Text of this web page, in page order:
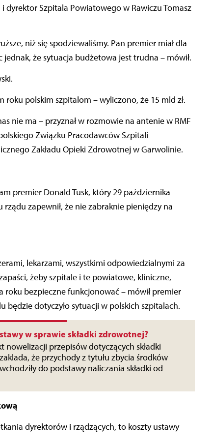
Szpitala Powiatowego w Rawiczu Tomasz
niż się spodziewaliśmy. Pan premier miał dla
jednak, że sytuacja budżetowa jest trudna – mówił.
polskim szpitalom – wyliczono, że 15 mld zł.
nie ma – przyznał w rozmowie na antenie w RMF
Związku Pracodawców Szpitali
Zakładu Opieki Zdrowotnej w Garwolinie.
premier Donald Tusk, który 29 października
zapewnił, że nie zabraknie pieniędzy na
lekarzami, wszystkimi odpowiedzialnymi za
żeby szpitale i te powiatowe, kliniczne,
roku bezpieczne funkcjonować – mówił premier
będzie dotyczyło sytuacji w polskich szpitalach.
w sprawie składki zdrowotnej?
nowelizacji przepisów dotyczących składki
że przychody z tytułu zbycia środków
do podstawy naliczania składki od
dyrektorów i rządzących, to koszty ustawy